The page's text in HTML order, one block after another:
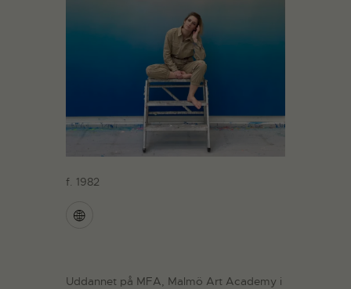
f. 1982
Uddannet på MFA, Malmö Art Academy i